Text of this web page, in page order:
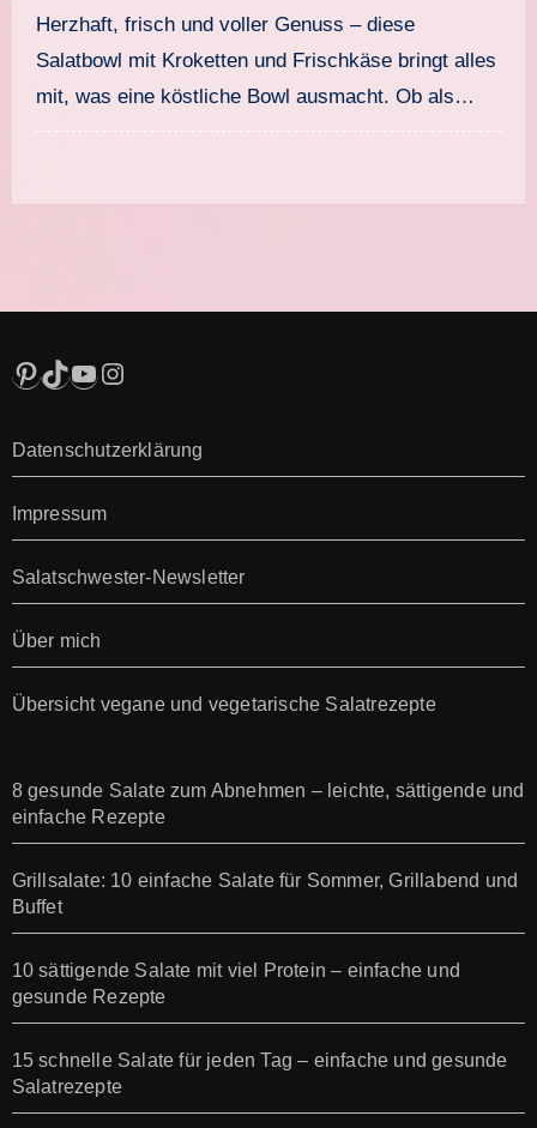
Herzhaft, frisch und voller Genuss – diese
Salatbowl mit Kroketten und Frischkäse bringt alles
mit, was eine köstliche Bowl ausmacht. Ob als…
Pinterest
TikTok
YouTube
Instagram
Datenschutzerklärung
Impressum
Salatschwester-Newsletter
Über mich
Übersicht vegane und vegetarische Salatrezepte
8 gesunde Salate zum Abnehmen – leichte, sättigende und
einfache Rezepte
Grillsalate: 10 einfache Salate für Sommer, Grillabend und
Buffet
10 sättigende Salate mit viel Protein – einfache und
gesunde Rezepte
15 schnelle Salate für jeden Tag – einfache und gesunde
Salatrezepte